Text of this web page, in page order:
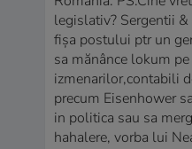
legislativ? Sergentii
fișa postului ptr un
sa mănânce lokum
izmenarilor,contabili
precum Eisenhower
in politica sau sa
hahalere, vorba lui